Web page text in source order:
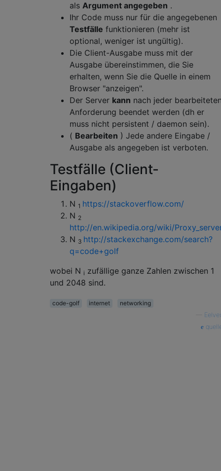
als Argument angegeben .
Ihr Code muss nur für die angegebenen
Testfälle funktionieren (mehr ist
optional, weniger ist ungültig).
Die Client-Ausgabe muss mit der
Ausgabe übereinstimmen, die Sie
erhalten, wenn Sie die Quelle in einem
Browser "anzeigen".
Der Server kann nach jeder
Anforderung beendet werden (dh er
muss nicht persistent / daemon sein).
( Bearbeiten ) Jede andere Eingabe /
Ausgabe als angegeben ist verboten.
Testfälle (Client-
Eingaben)
N 1 https://stackoverflow.com/
N 2
http://en.wikipedia.org/wiki/
N 3 http://stackexchange.com/search?
q=code+golf
wobei N i zufällige ganze Zahlen zwischen 1
und 2048 sind.
code-golf internet
networking